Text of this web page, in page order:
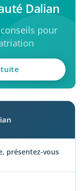
Dalian
pour
présentez-vous